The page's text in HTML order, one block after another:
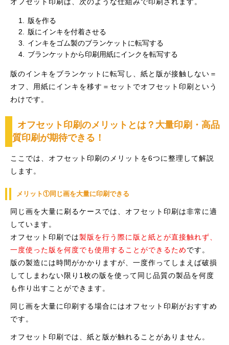
オフセット印刷は、次のような仕組みで印刷されます。
版を作る
版にインキを付着させる
インキをゴム製のブランケットに転写する
ブランケットから印刷用紙にインクを転写する
版のインキをブランケットに転写し、紙と版が接触しない＝
オフ、用紙にインキを移す＝セットでオフセット印刷という
わけです。
オフセット印刷のメリットとは？大量印刷・高品
質印刷が期待できる！
ここでは、オフセット印刷のメリットを6つに整理して解説
します。
メリット①同じ画を大量に印刷できる
同じ画を大量に刷るケースでは、オフセット印刷は非常に適
しています。
オフセット印刷では製版を行う際に版と紙とが直接触れず、
一度使った版を何度でも使用することができるためです。
版の製造には時間がかかりますが、一度作ってしまえば破損
してしまわない限り1枚の版を使って同じ品質の製品を何度
も作り出すことができます。
同じ画を大量に印刷する場合にはオフセット印刷がおすすめ
です。
オフセット印刷では、紙と版が触れることがありません。